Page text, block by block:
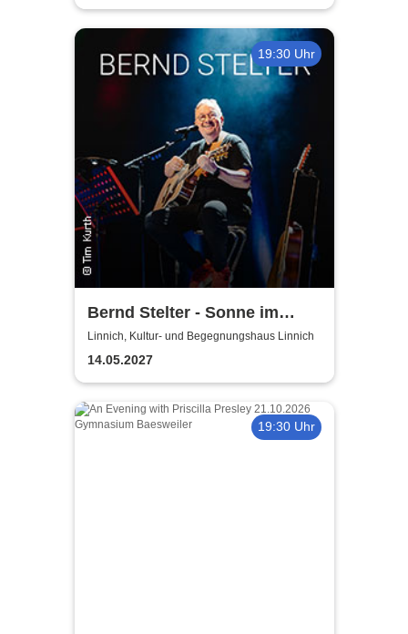
19:30 Uhr
Bernd Stelter - Sonne im
Herzen, Blödsinn im Kopp!
Linnich, Kultur- und Begegnungshaus Linnich
14.05.2027
19:30 Uhr